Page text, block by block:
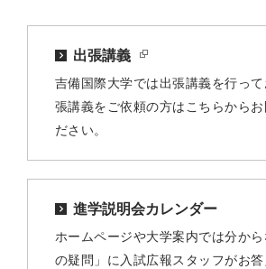
出張講義
吉備国際大学では出張講義を行っ
張講義をご依頼の方はこちらからお
ださい。
進学説明会カレンダー
ホームページや大学案内では分か
の疑問」に入試広報スタッフがお答